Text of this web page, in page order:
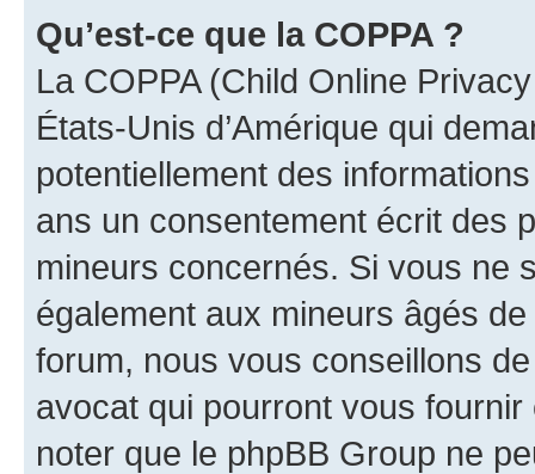
Qu’est-ce que la COPPA ?
La COPPA (Child Online
États-Unis d’Amérique qui
potentiellement des
ans un consentement écrit des
mineurs concernés. Si vous ne
également aux mineurs âgés
forum, nous vous conseillons
avocat qui pourront vous
noter que le phpBB Group ne